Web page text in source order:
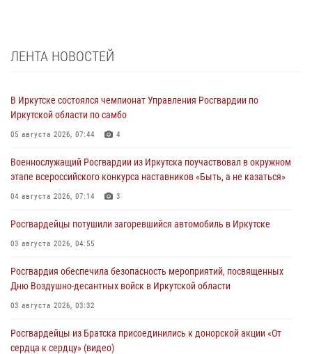
ЛЕНТА НОВОСТЕЙ
В Иркутске состоялся чемпионат Управления Росгвардии по
Иркутской области по самбо
05 августа 2026, 07:44 4
Военнослужащий Росгвардии из Иркутска поучаствовал в окружном
этапе всероссийского конкурса наставников «Быть, а не казаться»
04 августа 2026, 07:14 3
Росгвардейцы потушили загоревшийся автомобиль в Иркутске
03 августа 2026, 04:55
Росгвардия обеспечила безопасность мероприятий, посвященных
Дню Воздушно-десантных войск в Иркутской области
03 августа 2026, 03:32
Росгвардейцы из Братска присоединились к донорской акции «От
сердца к сердцу» (видео)